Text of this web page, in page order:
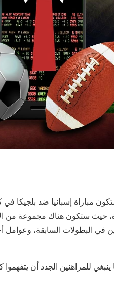
حيث ستكون هناك مجموعة من
في البطولات السابقة، وعوامل
ينبغي للمراهنين الجدد أن يتفهموا